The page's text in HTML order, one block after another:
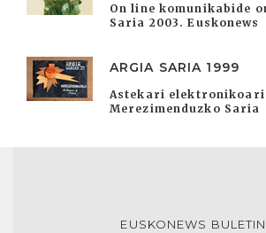
On line komunikabide
Saria 2003. Euskonews
ARGIA SARIA 1999
Astekari elektronikoari
Merezimenduzko Saria
EUSKONEWS